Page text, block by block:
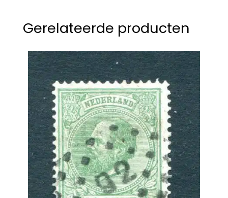
aantal
Gerelateerde producten